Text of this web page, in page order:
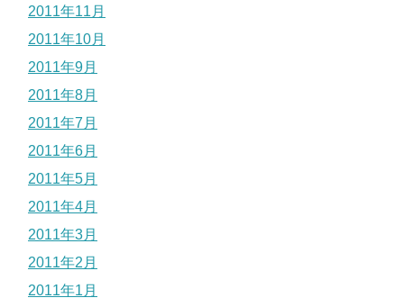
2011年11月
2011年10月
2011年9月
2011年8月
2011年7月
2011年6月
2011年5月
2011年4月
2011年3月
2011年2月
2011年1月